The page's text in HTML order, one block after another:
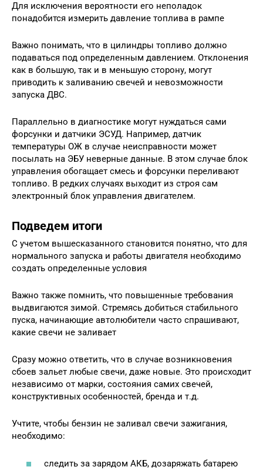
Для исключения вероятности его неполадок
понадобится измерить давление топлива в рампе
Важно понимать, что в цилиндры топливо должно
подаваться под определенным давлением. Отклонения
как в большую, так и в меньшую сторону, могут
приводить к заливанию свечей и невозможности
запуска ДВС.
Параллельно в диагностике могут нуждаться сами
форсунки и датчики ЭСУД. Например, датчик
температуры ОЖ в случае неисправности может
посылать на ЭБУ неверные данные. В этом случае блок
управления обогащает смесь и форсунки переливают
топливо. В редких случаях выходит из строя сам
электронный блок управления двигателем.
Подведем итоги
С учетом вышесказанного становится понятно, что для
нормального запуска и работы двигателя необходимо
создать определенные условия
Важно также помнить, что повышенные требования
выдвигаются зимой. Стремясь добиться стабильного
пуска, начинающие автолюбители часто спрашивают,
какие свечи не заливает
Сразу можно ответить, что в случае возникновения
сбоев зальет любые свечи, даже новые. Это происходит
независимо от марки, состояния самих свечей,
конструктивных особенностей, бренда и т.д.
Учтите, чтобы бензин не заливал свечи зажигания,
необходимо:
следить за зарядом АКБ, дозаряжать батарею